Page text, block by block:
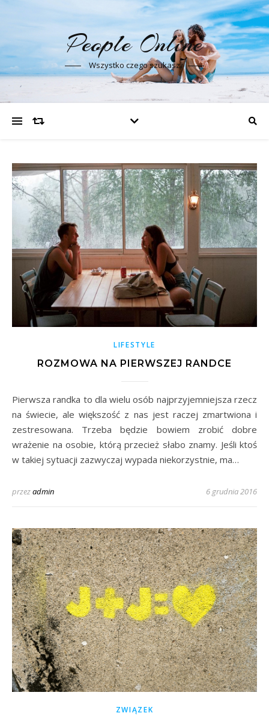
People Online
Wszystko czego szukasz
LIFESTYLE
ROZMOWA NA PIERWSZEJ RANDCE
Pierwsza randka to dla wielu osób najprzyjemniejsza rzecz
na świecie, ale większość z nas jest raczej zmartwiona i
zestresowana. Trzeba będzie bowiem zrobić dobre
wrażenie na osobie, którą przecież słabo znamy. Jeśli ktoś
w takiej sytuacji zazwyczaj wypada niekorzystnie, ma…
przezadmin 6 grudnia 2016
ZWIĄZEK